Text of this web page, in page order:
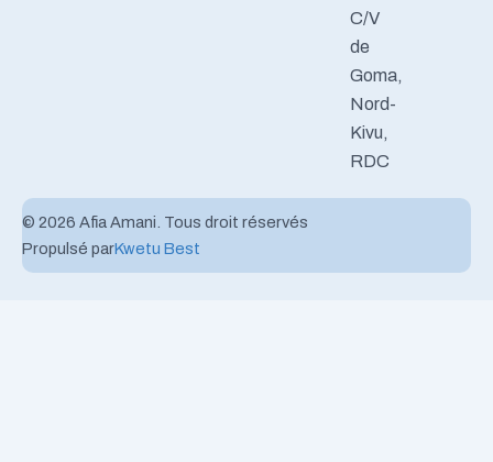
C/V
de
Goma,
Nord-
Kivu,
RDC
© 2026 Afia Amani. Tous droit réservés
Propulsé parKwetu Best